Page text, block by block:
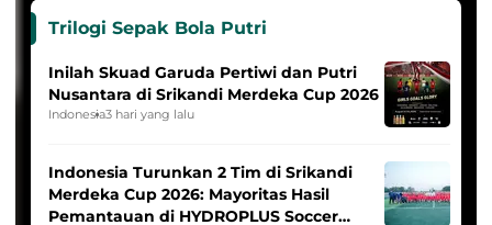
Trilogi Sepak Bola Putri
Inilah Skuad Garuda Pertiwi dan Putri
Nusantara di Srikandi Merdeka Cup 2026
Indonesia3 hari yang lalu
Indonesia Turunkan 2 Tim di Srikandi
Merdeka Cup 2026: Mayoritas Hasil
Pemantauan di HYDROPLUS Soccer